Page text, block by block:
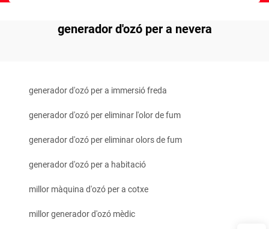
generador d'ozó per a nevera
generador d'ozó per a immersió freda
generador d'ozó per eliminar l'olor de fum
generador d'ozó per eliminar olors de fum
generador d'ozó per a habitació
millor màquina d'ozó per a cotxe
millor generador d'ozó mèdic